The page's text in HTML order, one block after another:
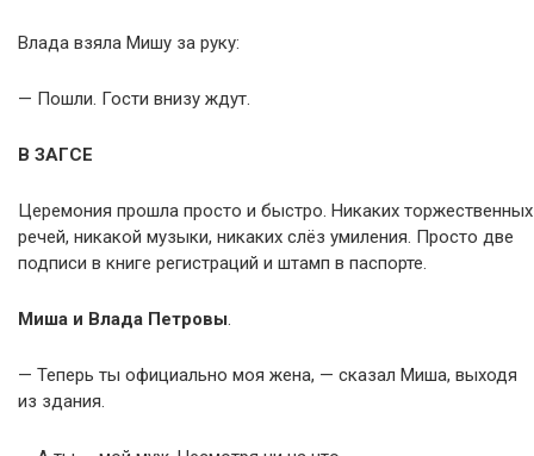
Влада взяла Мишу за руку:
— Пошли. Гости внизу ждут.
В ЗАГСЕ
Церемония прошла просто и быстро. Никаких торжественных
речей, никакой музыки, никаких слёз умиления. Просто две
подписи в книге регистраций и штамп в паспорте.
Миша и Влада Петровы.
— Теперь ты официально моя жена, — сказал Миша, выходя
из здания.